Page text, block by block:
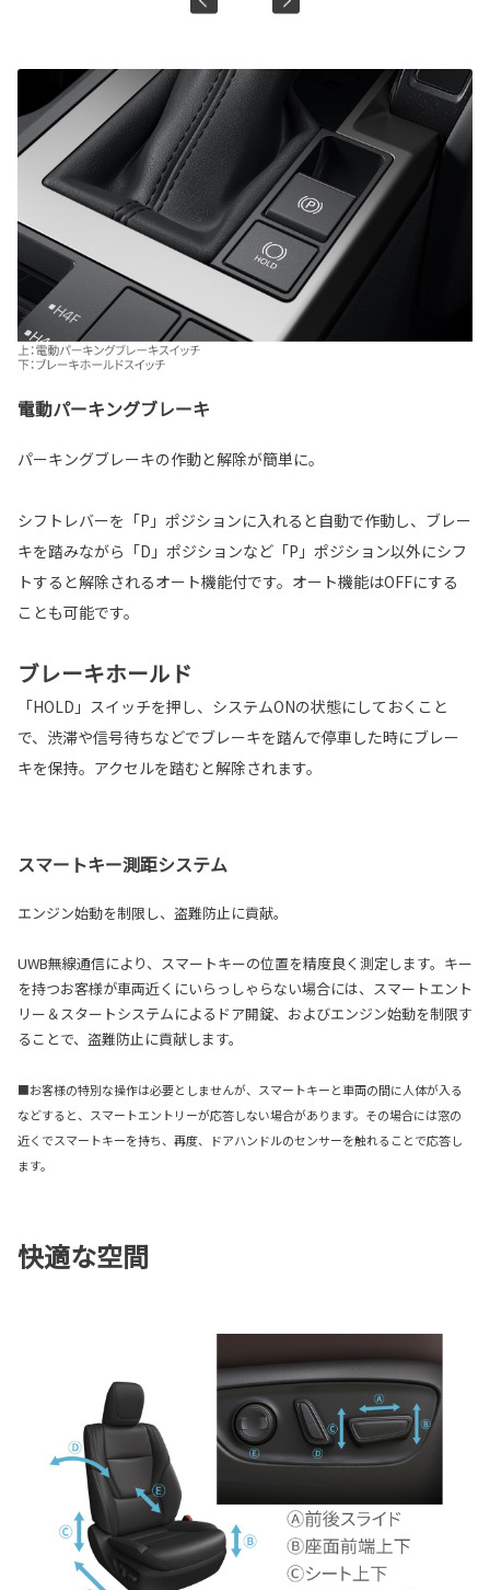
電動パーキングブレーキ
パーキングブレーキの作動と解除が簡単に。
シフトレバーを「P」ポジションに入れると自動で作動し、ブレー
キを踏みながら「D」ポジションなど「P」ポジション以外にシフ
トすると解除されるオート機能付です。オート機能はOFFにする
ことも可能です。
ブレーキホールド
「HOLD」スイッチを押し、システムONの状態にしておくこと
で、渋滞や信号待ちなどでブレーキを踏んで停車した時にブレー
キを保持。アクセルを踏むと解除されます。
スマートキー測距システム
エンジン始動を制限し、盗難防止に貢献。
UWB無線通信により、スマートキーの位置を精度良く測定します。キー
を持つお客様が車両近くにいらっしゃらない場合には、スマートエント
リー＆スタートシステムによるドア開錠、およびエンジン始動を制限す
ることで、盗難防止に貢献します。
■お客様の特別な操作は必要としませんが、スマートキーと車両の間に人体が入る
などすると、スマートエントリーが応答しない場合があります。その場合には窓の
近くでスマートキーを持ち、再度、ドアハンドルのセンサーを触れることで応答し
ます。
快適な空間